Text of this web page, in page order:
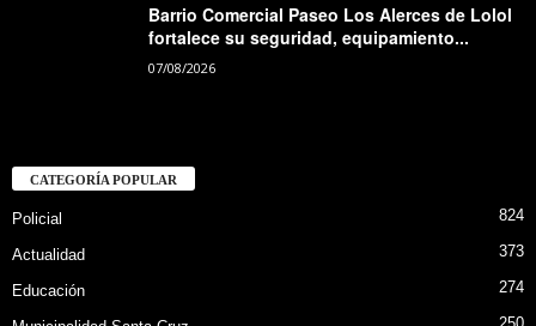
Barrio Comercial Paseo Los Alerces de Lolol
fortalece su seguridad, equipamiento...
07/08/2026
CATEGORÍA POPULAR
Policial 824
Actualidad 373
Educación 274